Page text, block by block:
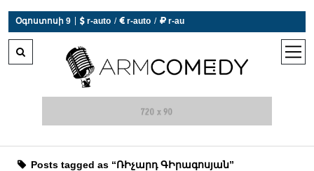
Օգոստոսի 9  r-auto /  r-auto /  r-au
open
Posts tagged as “ՌԻչարդ ԳԻրագոսյան”